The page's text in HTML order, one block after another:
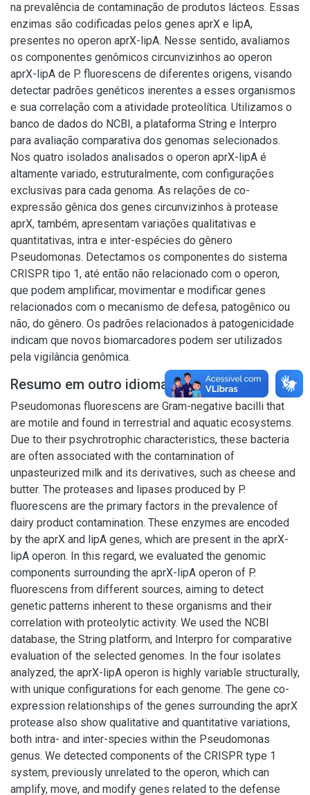
na prevalência de contaminação de produtos lácteos. Essas
enzimas são codificadas pelos genes aprX e lipA,
presentes no operon aprX-lipA. Nesse sentido, avaliamos
os componentes genômicos circunvizinhos ao operon
aprX-lipA de P. fluorescens de diferentes origens, visando
detectar padrões genéticos inerentes a esses organismos
e sua correlação com a atividade proteolítica. Utilizamos o
banco de dados do NCBI, a plataforma String e Interpro
para avaliação comparativa dos genomas selecionados.
Nos quatro isolados analisados o operon aprX-lipA é
altamente variado, estruturalmente, com configurações
exclusivas para cada genoma. As relações de co-
expressão gênica dos genes circunvizinhos à protease
aprX, também, apresentam variações qualitativas e
quantitativas, intra e inter-espécies do gênero
Pseudomonas. Detectamos os componentes do sistema
CRISPR tipo 1, até então não relacionado com o operon,
que podem amplificar, movimentar e modificar genes
relacionados com o mecanismo de defesa, patogênico ou
não, do gênero. Os padrões relacionados à patogenicidade
indicam que novos biomarcadores podem ser utilizados
pela vigilância genômica.
Resumo em outro idioma
Pseudomonas fluorescens are Gram-negative bacilli that
are motile and found in terrestrial and aquatic ecosystems.
Due to their psychrotrophic characteristics, these bacteria
are often associated with the contamination of
unpasteurized milk and its derivatives, such as cheese and
butter. The proteases and lipases produced by P.
fluorescens are the primary factors in the prevalence of
dairy product contamination. These enzymes are encoded
by the aprX and lipA genes, which are present in the aprX-
lipA operon. In this regard, we evaluated the genomic
components surrounding the aprX-lipA operon of P.
fluorescens from different sources, aiming to detect
genetic patterns inherent to these organisms and their
correlation with proteolytic activity. We used the NCBI
database, the String platform, and Interpro for comparative
evaluation of the selected genomes. In the four isolates
analyzed, the aprX-lipA operon is highly variable structurally,
with unique configurations for each genome. The gene co-
expression relationships of the genes surrounding the aprX
protease also show qualitative and quantitative variations,
both intra- and inter-species within the Pseudomonas
genus. We detected components of the CRISPR type 1
system, previously unrelated to the operon, which can
amplify, move, and modify genes related to the defense